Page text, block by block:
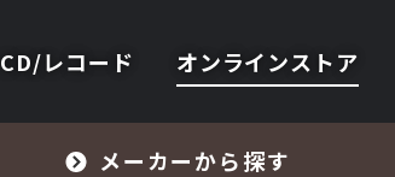
CD/レコード オンラインストア
メーカーから探す